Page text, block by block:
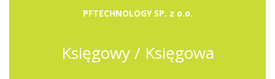
PFTECHNOLOGY SP. z o.o.
Księgowy / Księgowa